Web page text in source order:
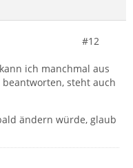
#12
ich manchmal aus
steht auch
ändern würde, glaub